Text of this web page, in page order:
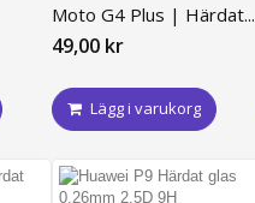
Moto G4 Plus | Härdat...
49,00 kr
Lägg i varukorg